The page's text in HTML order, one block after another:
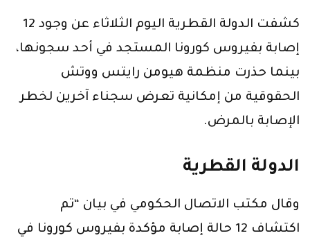
كشفت الدولة القطرية اليوم الثلاثاء عن وجود 12
إصابة بفيروس كورونا المستجد في أحد سجونها،
بينما حذرت منظمة هيومن رايتس ووتش
الحقوقية من إمكانية تعرض سجناء آخرين لخطر
الإصابة بالمرض.
الدولة القطرية
وقال مكتب الاتصال الحكومي في بيان “تم
اكتشاف 12 حالة إصابة مؤكدة بفيروس كورونا في